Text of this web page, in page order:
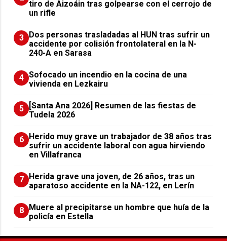
tiro de Aizoáin tras golpearse con el cerrojo de
un rifle
3
​Dos personas trasladadas al HUN tras sufrir un
accidente por colisión frontolateral en la N-
240-A en Sarasa
4 Sofocado un incendio en la cocina de una
vivienda en Lezkairu
5
[Santa Ana 2026] Resumen de las fiestas de
Tudela 2026
6
Herido muy grave un trabajador de 38 años tras
sufrir un accidente laboral con agua hirviendo
en Villafranca
7
Herida grave una joven, de 26 años, tras un
aparatoso accidente en la NA-122, en Lerín
8
Muere al precipitarse un hombre que huía de la
policía en Estella